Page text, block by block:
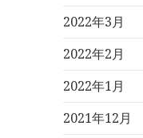
2022年3月
2022年2月
2022年1月
2021年12月